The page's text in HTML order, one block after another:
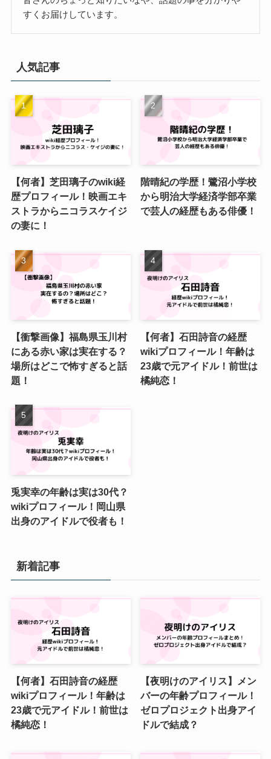
すくお届けしています。
人気記事
【何者】芝田璃子のwiki経
歴プロフィール！映画エキ
ストラからニコラスケイジ
の妻に！
階晴紀の学歴！鷺沼小学校
から明治大学経済学部卒業
で芸人の経歴もある俳優！
【衝撃画像】福島県玉川村
にある赤い家は実在する？
場所はどこで怖すぎると話
題！
【何者】石田詩音の経歴
wikiプロフィール！年齢は
23歳で元アイドル！前世は
橘純恋！
兎実幸の年齢は実は30代？
wikiプロフィール！岡山県
出身のアイドルで役者も！
新着記事
【何者】石田詩音の経歴
wikiプロフィール！年齢は
23歳で元アイドル！前世は
橘純恋！
【夜明けのアイリス】メン
バーの年齢プロフィール！
ゼロプロジェクト出身アイ
ドルで結成？